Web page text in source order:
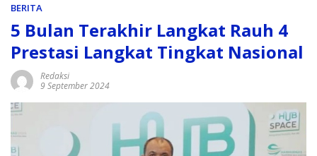
BERITA
5 Bulan Terakhir Langkat Rauh 4
Prestasi Langkat Tingkat Nasional
Redaksi
9 September 2024